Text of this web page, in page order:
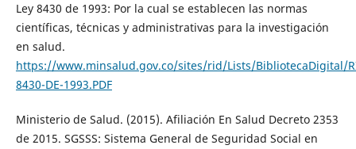
Ley 8430 de 1993: Por la cual se establecen las normas
científicas, técnicas y administrativas para la investigación
en salud.
https://www.minsalud.gov.co/sites/rid/Lists/BibliotecaDigital/
8430-DE-1993.PDF
Ministerio de Salud. (2015). Afiliación En Salud Decreto 2353
de 2015. SGSSS: Sistema General de Seguridad Social en